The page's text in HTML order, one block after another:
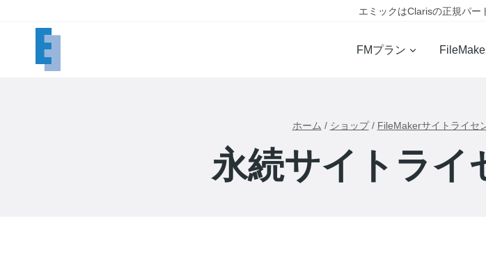
エミックはClarisの正規パー
FMプラン
ホーム / ショップ / FileMakerサイトライセ
永続サイトライ